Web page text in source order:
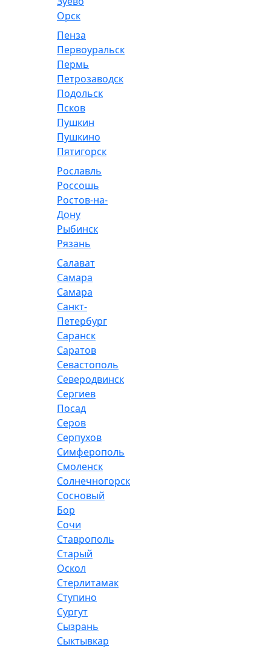
Орск
Пенза
Первоуральск
Пермь
Петрозаводск
Подольск
Псков
Пушкин
Пушкино
Пятигорск
Рославль
Россошь
Ростов-на-
Дону
Рыбинск
Рязань
Салават
Самара
Самара
Санкт-
Петербург
Саранск
Саратов
Севастополь
Северодвинск
Сергиев
Посад
Серов
Серпухов
Симферополь
Смоленск
Солнечногорск
Сосновый
Бор
Сочи
Ставрополь
Старый
Оскол
Стерлитамак
Ступино
Сургут
Сызрань
Сыктывкар